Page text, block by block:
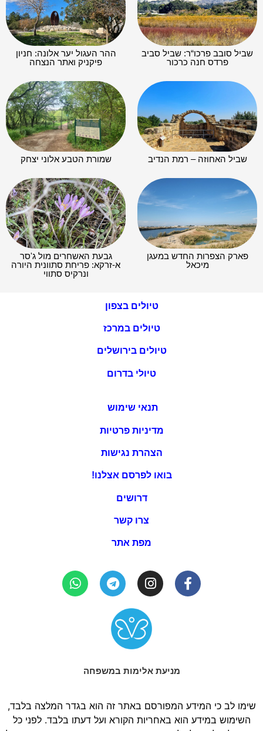
שביל סובב פרכו“ר: שביל סביב
פרדס חנה כרכור
ההר העגול יער אלונה: חניון
פיקניק ואתר הנצחה
שביל האחוזה – רמת הנדיב שמורת הטבע אלוני יצחק
פארק הצפרות החדש במעגן
מיכאל
גבעת האשחרים מול ג'סר
א-זרקא: פריחת סתוונית היורה
ונרקיס סתווי
טיולים בצפון
טיולים במרכז
טיולים בירושלים
טיולי בדרום
תנאי שימוש
מדיניות פרטיות
הצהרת נגישות
בואו לפרסם אצלנו!
דרושים
צרו קשר
מפת אתר
מניעת אלימות במשפחה
שימו לב כי המידע המפורסם באתר זה הוא בגדר המלצה בלבד,
השימוש במידע הוא באחריות הקורא ועל דעתו בלבד. לפני כל